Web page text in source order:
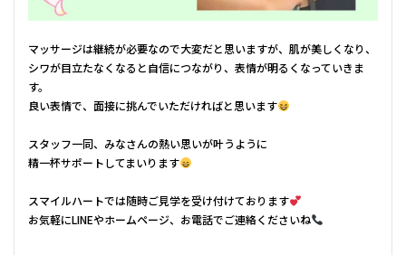
マッサージは継続が必要なので大変だと思いますが、肌が美しくなり、
シワが目立たなくなると自信につながり、表情が明るくなっていきま
す。
良い表情で、面接に挑んでいただければと思います
スタッフ一同、みなさんの熱い思いが叶うように
精一杯サポートしてまいります
スマイルハートでは随時ご見学を受け付けております
お気軽にLINEやホームページ、お電話でご連絡くださいね